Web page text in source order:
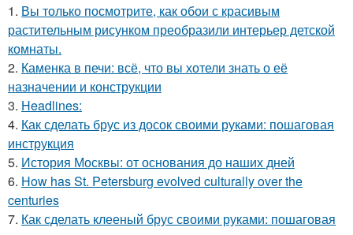
1. Вы только посмотрите, как обои с красивым
растительным рисунком преобразили интерьер детской
комнаты.
2. Каменка в печи: всё, что вы хотели знать о её
назначении и конструкции
3. Headlines:
4. Как сделать брус из досок своими руками: пошаговая
инструкция
5. История Москвы: от основания до наших дней
6. How has St. Petersburg evolved culturally over the
centuries
7. Как сделать клееный брус своими руками: пошаговая